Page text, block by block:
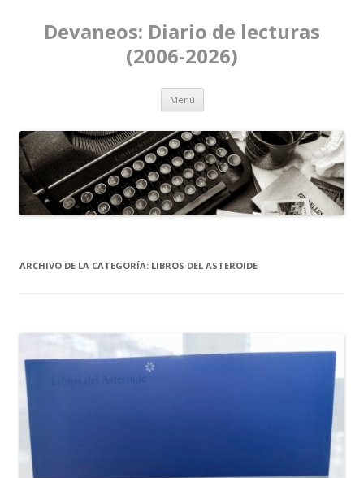
Devaneos: Diario de lecturas
(2006-2026)
Menú Ir al contenido
ARCHIVO DE LA CATEGORÍA: LIBROS DEL ASTEROIDE